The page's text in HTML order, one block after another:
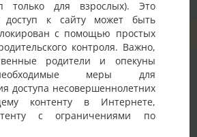
только для взрослых). Это
доступ к сайту может быть
с помощью простых
контроля. Важно,
родители и опекуны
меры для
доступа несовершеннолетних
контенту в Интернете,
с ограничениями по